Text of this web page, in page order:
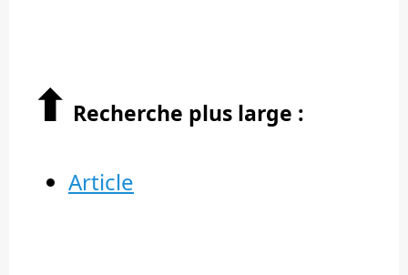
⬆︎ Recherche plus large :
Article